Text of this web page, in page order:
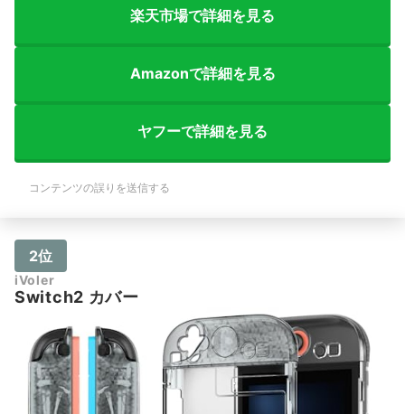
楽天市場で詳細を見る
Amazonで詳細を見る
ヤフーで詳細を見る
コンテンツの誤りを送信する
2位
iVoler
Switch2 カバー